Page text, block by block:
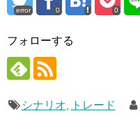
error 0 0
フォローする
シナリオ トレード